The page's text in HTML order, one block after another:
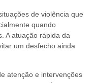
de violência que
quando
A atuação rápida da
um desfecho ainda
atenção e intervenções